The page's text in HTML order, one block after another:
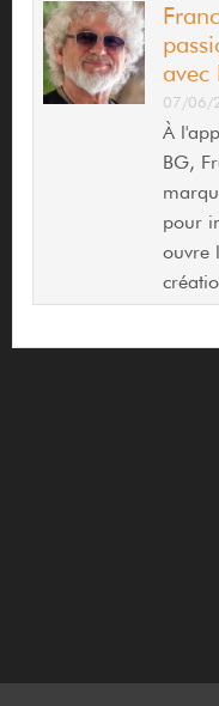
avec
07/06/
À
BG,
pour
ouvre